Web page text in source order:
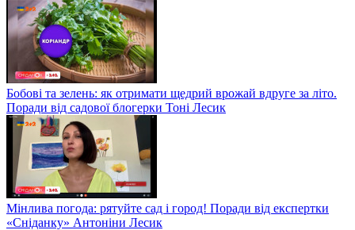
Бобові та зелень: як отримати щедрий врожай вдруге за літо.
Поради від садової блогерки Тоні Лесик
Мінлива погода: рятуйте сад і город! Поради від експертки
«Сніданку» Антоніни Лесик